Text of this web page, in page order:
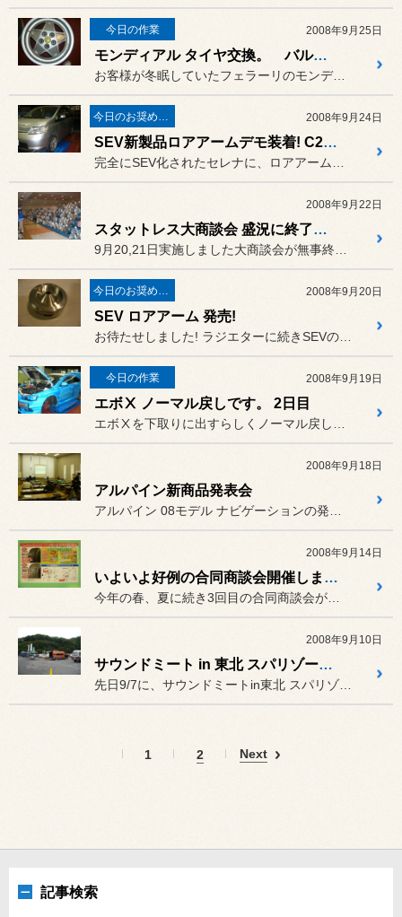
今日の作業 2008年9月25日
モンディアル タイヤ交換。 バルブ不良編
お客様が冬眠していたフェラーリのモンディアルを、〇百万でご購入。
今日のお奨め商品! 2008年9月24日
SEV新製品ロアアームデモ装着! C25セレナ
2008年9月22日
スタットレス大商談会 盛況に終了しました!
今日のお奨め商品! 2008年9月20日
SEV ロアアーム 発売!
今日の作業 2008年9月19日
エボⅩ ノーマル戻しです。 2日目
2008年9月18日
アルパイン新商品発表会
2008年9月14日
いよいよ好例の合同商談会開催します。9/20、9/21日
2008年9月10日
サウンドミート in 東北 スパリゾートハワイアンズ
先日9/7に、サウンドミートin東北 スパリゾートハワイアンズが開...
1 2 Next
記事検索